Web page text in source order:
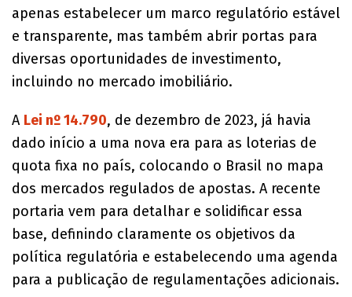
apenas estabelecer um marco regulatório estável
e transparente, mas também abrir portas para
diversas oportunidades de investimento,
incluindo no mercado imobiliário.
A Lei nº 14.790, de dezembro de 2023, já havia
dado início a uma nova era para as loterias de
quota fixa no país, colocando o Brasil no mapa
dos mercados regulados de apostas. A recente
portaria vem para detalhar e solidificar essa
base, definindo claramente os objetivos da
política regulatória e estabelecendo uma agenda
para a publicação de regulamentações adicionais.